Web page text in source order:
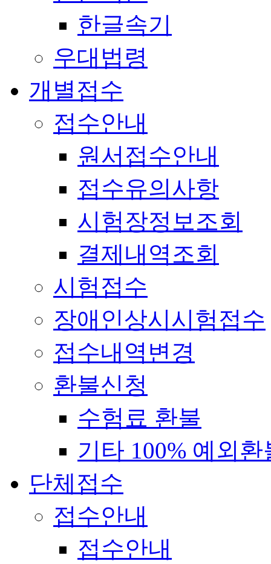
한글속기
우대법령
개별접수
접수안내
원서접수안내
접수유의사항
시험장정보조회
결제내역조회
시험접수
장애인상시시험접수
접수내역변경
환불신청
수험료 환불
기타 100% 예외환
단체접수
접수안내
접수안내